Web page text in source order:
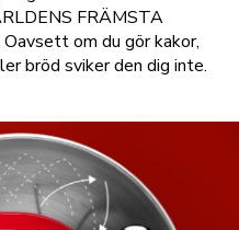
FRÄMSTA
om du gör kakor,
bröd sviker den dig inte.